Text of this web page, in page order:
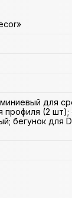
для
профиля (2 шт);
бегунок для